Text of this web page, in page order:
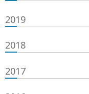
2019
2018
2017